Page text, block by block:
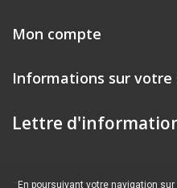
Mon compte
Informations sur votre
Lettre
En poursuivant votre navigation